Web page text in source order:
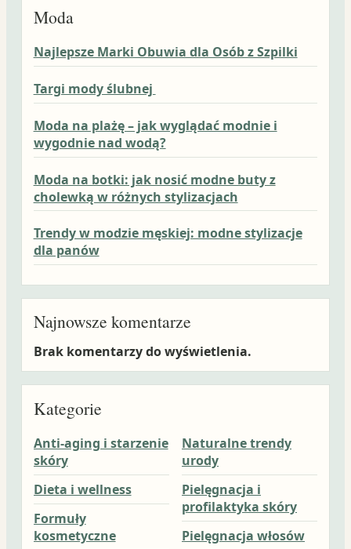
Moda
Najlepsze Marki Obuwia dla Osób z Szpilki
Targi mody ślubnej
Moda na plażę – jak wyglądać modnie i
wygodnie nad wodą?
Moda na botki: jak nosić modne buty z
cholewką w różnych stylizacjach
Trendy w modzie męskiej: modne stylizacje
dla panów
Najnowsze komentarze
Brak komentarzy do wyświetlenia.
Kategorie
Anti-aging i starzenie
skóry
Dieta i wellness
Formuły
kosmetyczne
Naturalne trendy
urody
Pielęgnacja i
profilaktyka skóry
Pielęgnacja włosów